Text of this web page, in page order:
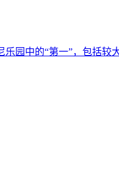
园中的“第一”，包括